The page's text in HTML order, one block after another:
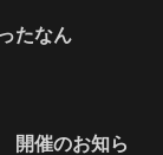
たなん
開催のお知ら